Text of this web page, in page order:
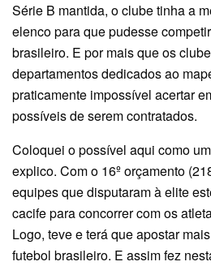
Série B mantida, o clube tinha a
elenco para que pudesse
brasileiro. E por mais que os
departamentos dedicados ao
praticamente impossível acertar
possíveis de serem contratados.
Coloquei o possível aqui como
explico. Com o 16º orçamento
equipes que disputaram à elite
cacife para concorrer com os
Logo, teve e terá que apostar
futebol brasileiro. E assim fez